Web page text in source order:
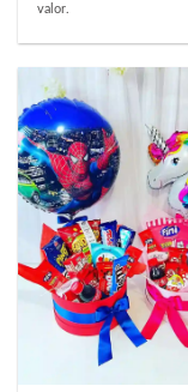
valor.